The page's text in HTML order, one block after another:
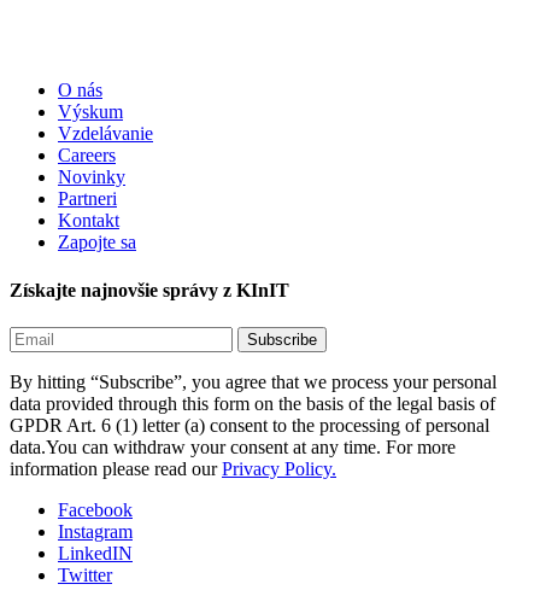
O nás
Výskum
Vzdelávanie
Careers
Novinky
Partneri
Kontakt
Zapojte sa
Získajte najnovšie správy z KInIT
By hitting “Subscribe”, you agree that we process your personal
data provided through this form on the basis of the legal basis of
GPDR Art. 6 (1) letter (a) consent to the processing of personal
data.You can withdraw your consent at any time. For more
information please read ourPrivacy Policy.
Facebook
Instagram
LinkedIN
Twitter